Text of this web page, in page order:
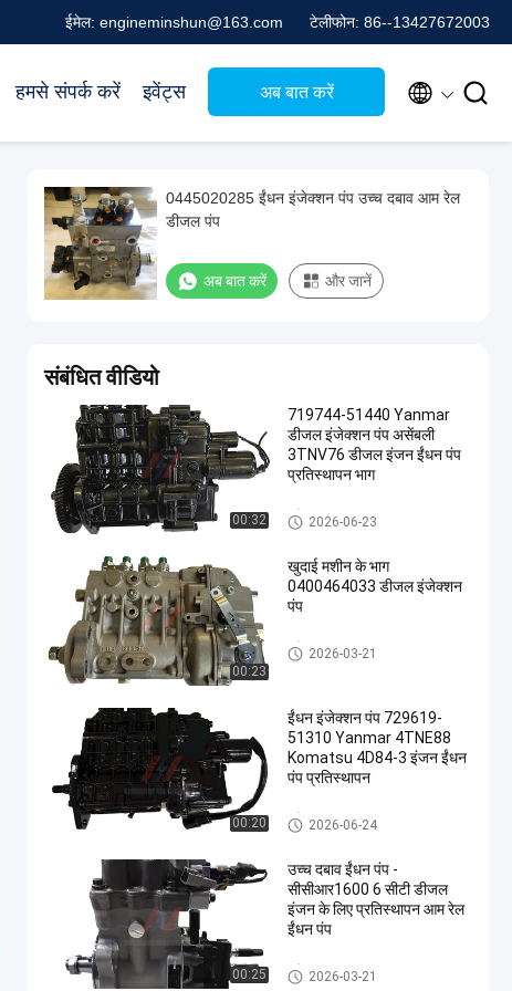
ईमेल: engineminshun@163.com टेलीफोन: 86--13427672003
हमसे संपर्क करें इवेंट्स अब बात करें  
0445020285 ईंधन इंजेक्शन पंप उच्च दबाव आम रेल
डीजल पंप
अब बात करें और जानें
संबंधित वीडियो
00:32
719744-51440 Yanmar
डीजल इंजेक्शन पंप असेंबली
3TNV76 डीजल इंजन ईंधन पंप
प्रतिस्थापन भाग
इंजेक्शन पंप
2026-06-23
00:23
खुदाई मशीन के भाग
0400464033 डीजल इंजेक्शन
पंप
इंजेक्शन पंप
2026-03-21
00:20
ईंधन इंजेक्शन पंप 729619-
51310 Yanmar 4TNE88
Komatsu 4D84-3 इंजन ईंधन
पंप प्रतिस्थापन
इंजेक्शन पंप
2026-06-24
00:25
उच्च दबाव ईंधन पंप -
सीसीआर1600 6 सीटी डीजल
इंजन के लिए प्रतिस्थापन आम रेल
ईंधन पंप
इंजेक्शन पंप
2026-03-21